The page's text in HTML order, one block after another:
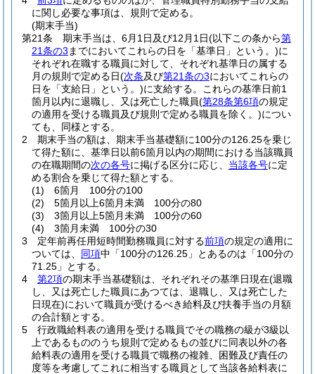
に関し必要な事項は、規則で定める。
(期末手当)
第21条
期末手当は、6月1日及び12月1日(以下この条から第
21条の3 までにおいてこれらの日を「基準日」という。)に
それぞれ在職する職員に対して、それぞれ基準日の属する
月の規則で定める日(次条及び第21条の3においてこれらの
日を「支給日」という。)に支給する。
これらの基準日前1
箇月以内に退職し、又は死亡した職員(第28条第6項の規定
の適用を受ける職員及び規則で定める職員を除く。)につい
ても、同様とする。
2
期末手当の額は、期末手当基礎額に100分の126.25を乗じ
て得た額に、基準日以前6箇月以内の期間における当該職員
の在職期間の次の各号に掲げる区分に応じ、 当該各号に定
める割合を乗じて得た額とする。
(1)
6箇月 100分の100
(2)
5箇月以上6箇月未満 100分の80
(3)
3箇月以上5箇月未満 100分の60
(4)
3箇月未満 100分の30
3
定年前再任用短時間勤務職員に対する前項の規定の適用に
ついては、 同項中「100分の126.25」とあるのは「100分の
71.25」とする。
4
第2項の期末手当基礎額は、それぞれその基準日現在(退職
し、又は死亡した職員にあつては、退職し、又は死亡した
日現在)において職員が受けるべき給料及び扶養手当の月額
の合計額とする。
5
行政職給料表の適用を受ける職員でその職務の級が3級以
上であるもののうち規則で定めるもの並びに同表以外の各
給料表の適用を受ける職員で職務の複雑、困難及び責任の
度等を考慮してこれに相当する職員として当該各給料表に